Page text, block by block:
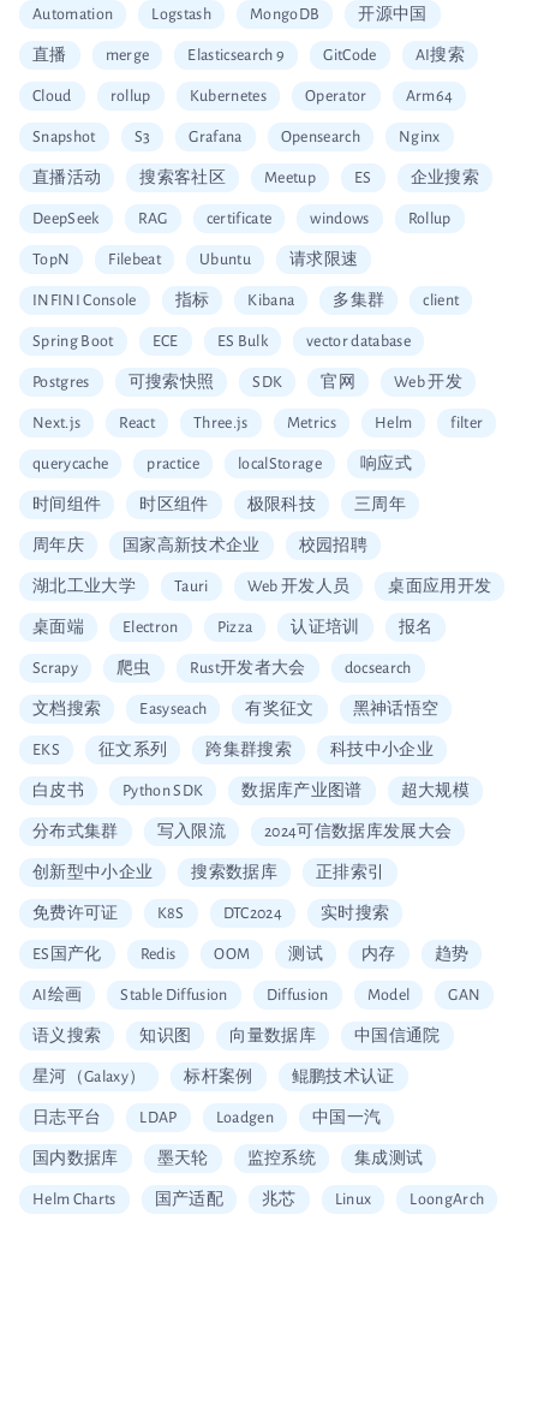
Automation Logstash MongoDB 开源中国
直播 merge Elasticsearch 9 GitCode AI搜索
Cloud rollup Kubernetes Operator Arm64
Snapshot S3 Grafana Opensearch Nginx
直播活动 搜索客社区 Meetup ES 企业搜索
DeepSeek RAG certificate windows Rollup
TopN Filebeat Ubuntu 请求限速
INFINI Console 指标 Kibana 多集群 client
Spring Boot ECE ES Bulk vector database
Postgres 可搜索快照 SDK 官网 Web 开发
Next.js React Three.js Metrics Helm filter
querycache practice localStorage 响应式
时间组件 时区组件 极限科技 三周年
周年庆 国家高新技术企业 校园招聘
湖北工业大学 Tauri Web 开发人员 桌面应用开发
桌面端 Electron Pizza 认证培训 报名
Scrapy 爬虫 Rust开发者大会 docsearch
文档搜索 Easyseach 有奖征文 黑神话悟空
EKS 征文系列 跨集群搜索 科技中小企业
白皮书 Python SDK 数据库产业图谱 超大规模
分布式集群 写入限流 2024可信数据库发展大会
创新型中小企业 搜索数据库 正排索引
免费许可证 K8S DTC2024 实时搜索
ES国产化 Redis OOM 测试 内存 趋势
AI绘画 Stable Diffusion Diffusion Model GAN
语义搜索 知识图 向量数据库 中国信通院
星河（Galaxy） 标杆案例 鲲鹏技术认证
日志平台 LDAP Loadgen 中国一汽
国内数据库 墨天轮 监控系统 集成测试
Helm Charts 国产适配 兆芯 Linux LoongArch